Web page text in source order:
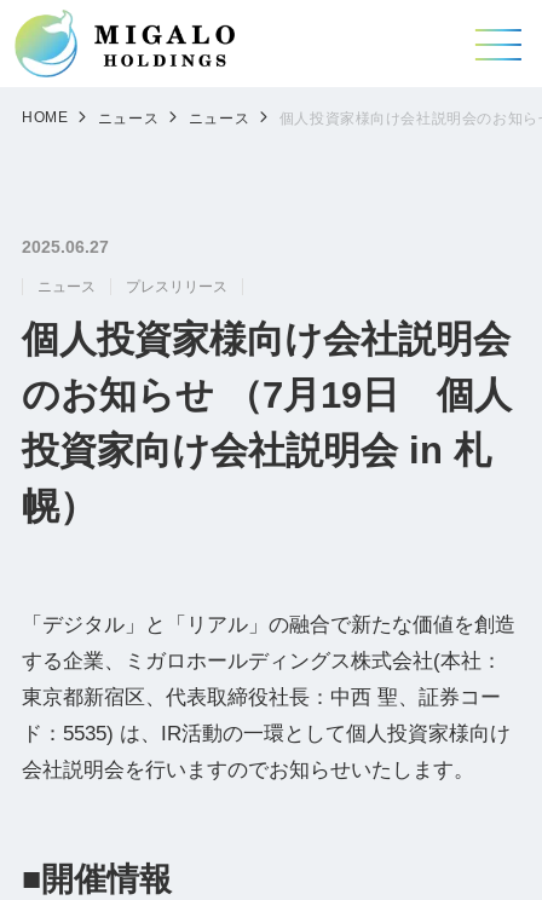
HOME ニュース ニュース 個人投資家様向け会社説明会のお知
2025.06.27
ニュース プレスリリース
個人投資家様向け会社説明会
のお知らせ （7月19日 個人
投資家向け会社説明会 in 札
幌）
「デジタル」と「リアル」の融合で新たな価値を創造
する企業、ミガロホールディングス株式会社(本社：
東京都新宿区、代表取締役社⻑：中⻄ 聖、証券コー
ド：5535) は、IR活動の一環として個人投資家様向け
会社説明会を行いますのでお知らせいたします。
■開催情報